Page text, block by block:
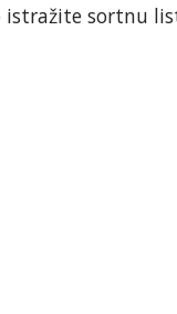
istražite sortnu